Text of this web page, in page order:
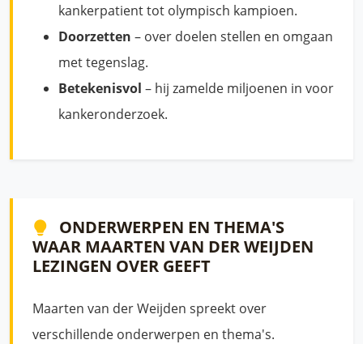
kankerpatient tot olympisch kampioen.
Doorzetten – over doelen stellen en omgaan
met tegenslag.
Betekenisvol – hij zamelde miljoenen in voor
kankeronderzoek.
ONDERWERPEN EN THEMA'S
WAAR MAARTEN VAN DER WEIJDEN
LEZINGEN OVER GEEFT
Maarten van der Weijden spreekt over
verschillende onderwerpen en thema's.